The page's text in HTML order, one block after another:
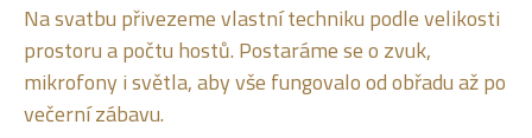
Na svatbu přivezeme vlastní techniku podle velikosti
prostoru a počtu hostů. Postaráme se o zvuk,
mikrofony i světla, aby vše fungovalo od obřadu až po
večerní zábavu.